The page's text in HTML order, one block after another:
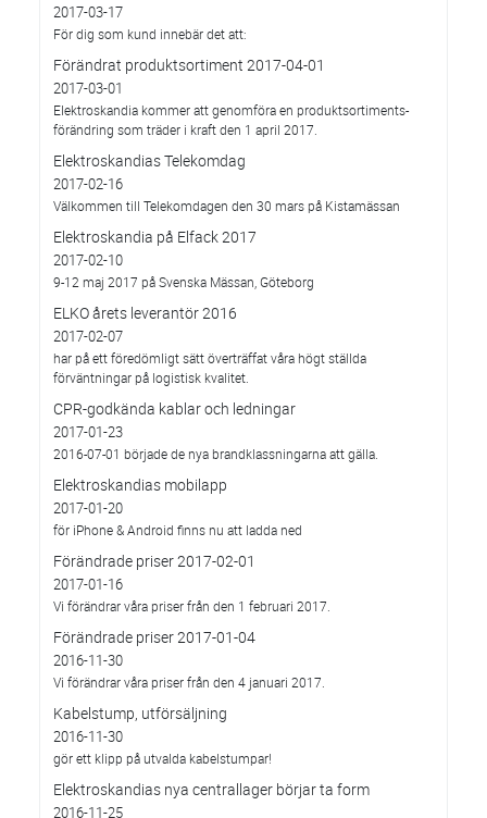
2017-03-17
För dig som kund innebär det att:
Förändrat produktsortiment 2017-04-01
2017-03-01
Elektroskandia kommer att genomföra en produktsortiments-
förändring som träder i kraft den 1 april 2017.
Elektroskandias Telekomdag
2017-02-16
Välkommen till Telekomdagen den 30 mars på Kistamässan
Elektroskandia på Elfack 2017
2017-02-10
9-12 maj 2017 på Svenska Mässan, Göteborg
ELKO årets leverantör 2016
2017-02-07
har på ett föredömligt sätt överträffat våra högt ställda
förväntningar på logistisk kvalitet.
CPR-godkända kablar och ledningar
2017-01-23
2016-07-01 började de nya brandklassningarna att gälla.
Elektroskandias mobilapp
2017-01-20
för iPhone & Android finns nu att ladda ned
Förändrade priser 2017-02-01
2017-01-16
Vi förändrar våra priser från den 1 februari 2017.
Förändrade priser 2017-01-04
2016-11-30
Vi förändrar våra priser från den 4 januari 2017.
Kabelstump, utförsäljning
2016-11-30
gör ett klipp på utvalda kabelstumpar!
Elektroskandias nya centrallager börjar ta form
2016-11-25